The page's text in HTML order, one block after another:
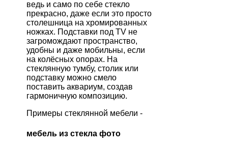
ведь и само по себе стекло
прекрасно, даже если это просто
столешница на хромированных
ножках. Подставки под TV не
загромождают пространство,
удобны и даже мобильны, если
на колёсных опорах. На
стеклянную тумбу, столик или
подставку можно смело
поставить аквариум, создав
гармоничную композицию.
Примеры стеклянной мебели -
мебель из стекла фото